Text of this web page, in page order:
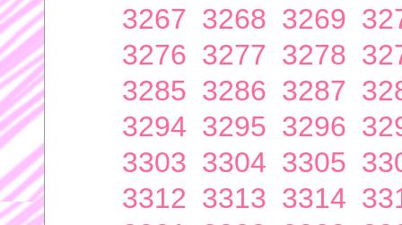
3267 3268 3269
3276 3277 3278
3285 3286 3287
3294 3295 3296
3303 3304 3305
3312 3313 3314